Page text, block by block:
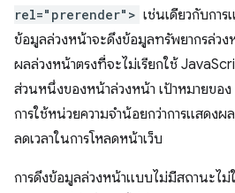
rel="prerender"> เช่นเดียวกับกา
ข้อมูลล่วงหน้าจะดึงข้อมูลทรัพยากรล่วง
ผลล่วงหน้าตรงที่จะไม่เรียกใช้
ส่วนหนึ่งของหน้าล่วงหน้า เป้าหมายขอ
การใช้หน่วยความจำน้อยกว่าการแสดง
ลดเวลาในการโหลดหน้าเว็บ
การดึงข้อมูลล่วงหน้าแบบไม่มีสถานะไ